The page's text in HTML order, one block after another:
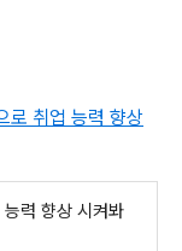
취업 능력 향상
력 향상 시켜봐